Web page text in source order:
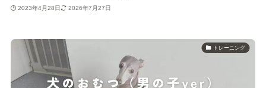
2023年4月28日 2026年7月27日
トレーニング